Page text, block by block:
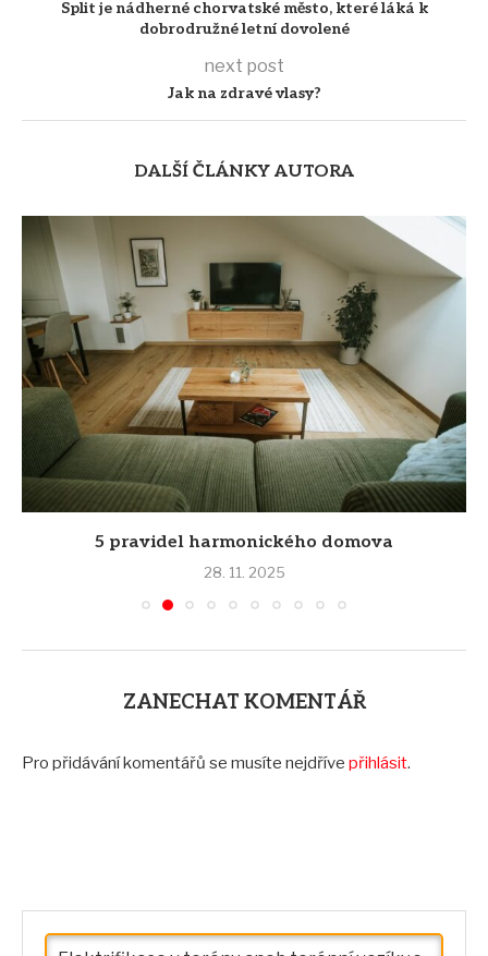
Split je nádherné chorvatské město, které láká k
dobrodružné letní dovolené
next post
Jak na zdravé vlasy?
DALŠÍ ČLÁNKY AUTORA
5 pravidel harmonického domova
28. 11. 2025
ZANECHAT KOMENTÁŘ
Pro přidávání komentářů se musíte nejdříve přihlásit.